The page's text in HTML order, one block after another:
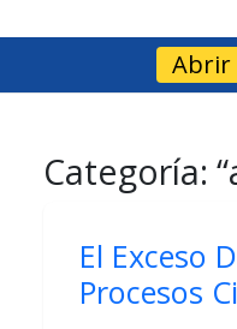
Abrir
Categoría:
El Exceso
Procesos